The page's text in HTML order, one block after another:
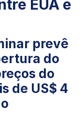
EUA e
prevê
do
do
de US$ 4